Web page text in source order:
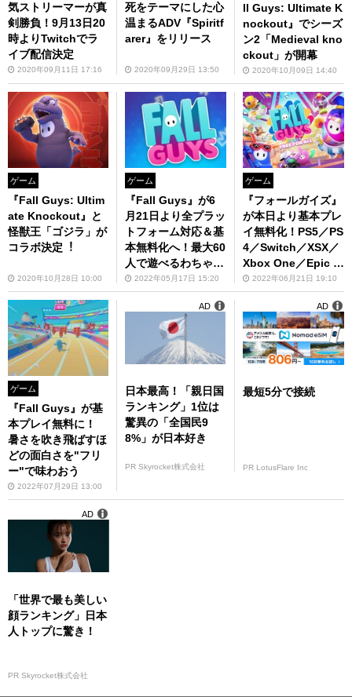
気ストリーマーが真
剣勝負！9月13日20
時よりTwitchでラ
イブ配信決定
2020年09月11日 17:16
死をテーマにした心
温まるADV『Spiritf
arer』をリリース
2020年09月29日 13:50
ll Guys: Ultimate K
nockout』でシーズ
ン2「Medieval kno
ckout」が開幕
2020年10月09日 14:40
ゲーム
『Fall Guys: Ultim
ate Knockout』と
怪獣王「ゴジラ」が
コラボ決定︕
2020年10月28日 10:00
ゲーム
『Fall Guys』が6
月21日より全プラッ
トフォーム対応＆基
本無料化へ！最大60
人で遊べるわちゃわ
ちゃバトルロイヤル
2022年05月17日 15:20
ゲーム
『フォールガイズ』
が本日より基本プレ
イ無料化！PS5／PS
4／Switch／XSX／
Xbox One／Epic G
ames Storeでプレ
イ可能に
2022年06月21日 19:10
ゲーム
『Fall Guys』が基
本プレイ無料に！
暑さを吹き飛ばすほ
どの面白さを"フリ
ー"で味わおう
2022年07月29日 13:00
日本最高！「親日国
ランキング」1位は
驚異の「全国民9
8%」が日本好き
PR Skyrocket株式会社
AD
最短5分で接続
PR LotusFlare Inc
AD
「世界で最も美しい
顔ランキング」日本
人トップに驚き！
PR Skyrocket株式会社
AD